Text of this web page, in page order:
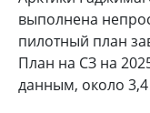
выполнена
пилотный план
План на СЗ на
данным, около